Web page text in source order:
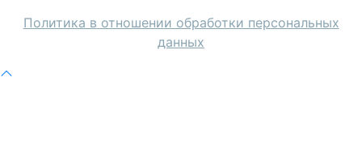
Политика в отношении обработки персональных
данных